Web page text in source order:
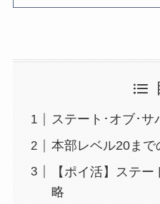
ステート･オブ･サ
本部レベル20まで
【ポイ活】ステ
略